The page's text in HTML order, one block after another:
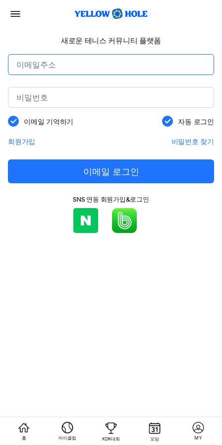
새로운 테니스 커뮤니티 플랫폼
이메일 기억하기 자동 로그인
회원가입 비밀번호 찾기
이메일 로그인
SNS 연동 회원가입&로그인
홈 마이클럽 KDK대회 모임 MY